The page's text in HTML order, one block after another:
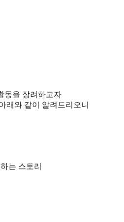
동을 장려하고자
래와 같이 알려드리오니
는 스토리